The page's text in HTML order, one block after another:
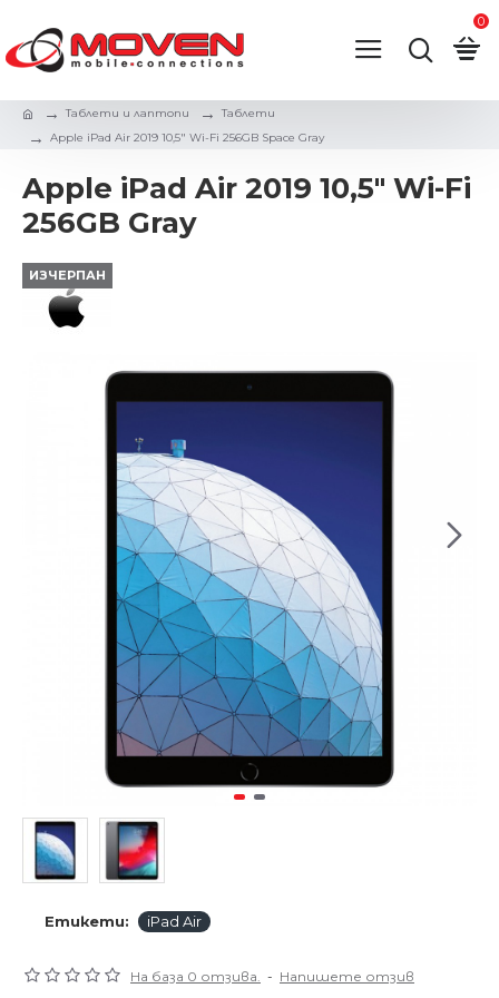
0
Таблети и лаптопи
Таблети
Apple iPad Air 2019 10,5" Wi-Fi 256GB Space Gray
Apple iPad Air 2019 10,5" Wi-Fi
256GB Gray
ИЗЧЕРПАН
Етикети: iPad Air
На база 0 отзива. - Напишете отзив